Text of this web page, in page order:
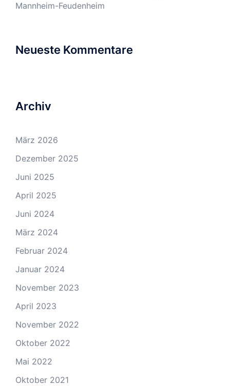
Mannheim-Feudenheim
Neueste Kommentare
Archiv
März 2026
Dezember 2025
Juni 2025
April 2025
Juni 2024
März 2024
Februar 2024
Januar 2024
November 2023
April 2023
November 2022
Oktober 2022
Mai 2022
Oktober 2021